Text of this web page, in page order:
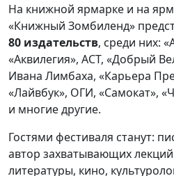
На книжной ярмарке и на
«Книжный Зомбиленд»
80 издательств, среди них:
«Аквилегия», АСТ, «Добрый
Ивана Лимбаха, «Карьера
«Лайвбук», ОГИ, «Самокат»,
и многие другие.
Гостями фестиваля станут:
автор захватывающих
литературы, кино,